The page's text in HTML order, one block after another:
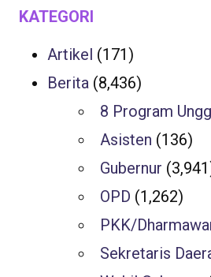
KATEGORI
Artikel (171)
Berita (8,436)
8 Program
Asisten (136)
Gubernur
OPD (1,262)
PKK/
Sekretaris